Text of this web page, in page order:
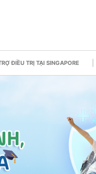
ĐIỀU TRỊ TẠI SINGAPORE